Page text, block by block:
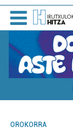
OROKORRA